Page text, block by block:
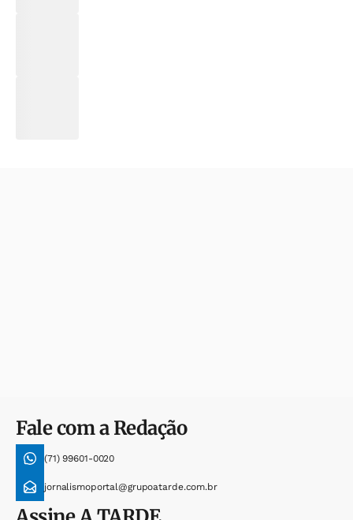
Fale com a Redação
(71) 99601-0020
jornalismoportal@grupoatarde.com.br